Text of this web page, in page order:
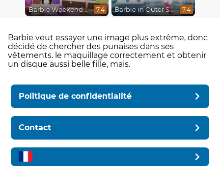
Barbie Weekend Outfit 7.4 Barbie in Outer Space 7.4
Barbie veut essayer une image plus extrême, donc
décidé de chercher des punaises dans ses
vêtements. le maquillage correctement et obtenir
un disque aussi belle fille, mais.
Politique de confidentialité
Contact